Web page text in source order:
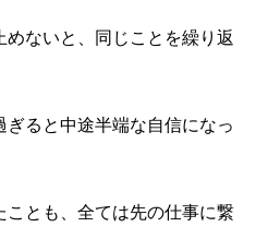
ないと、同じことを繰り返
ると中途半端な自信になっ
とも、全ては先の仕事に繋